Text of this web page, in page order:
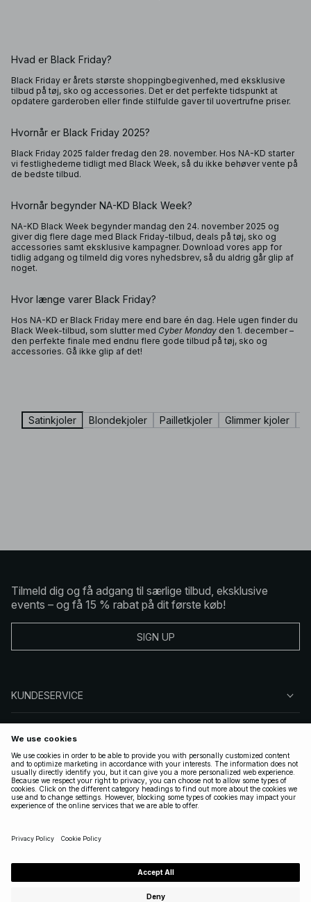
Hvad er Black Friday?
Black Friday er årets største shoppingbegivenhed, med eksklusive
tilbud på tøj, sko og accessories. Det er det perfekte tidspunkt at
opdatere garderoben eller finde stilfulde gaver til uovertrufne priser.
Hvornår er Black Friday 2025?
Black Friday 2025 falder fredag den 28. november. Hos NA-KD starter
vi festlighederne tidligt med Black Week, så du ikke behøver vente på
de bedste tilbud.
Hvornår begynder NA-KD Black Week?
NA-KD Black Week begynder mandag den 24. november 2025 og
giver dig flere dage med Black Friday-tilbud, deals på tøj, sko og
accessories samt eksklusive kampagner. Download vores app for
tidlig adgang og tilmeld dig vores nyhedsbrev, så du aldrig går glip af
noget.
Hvor længe varer Black Friday?
Hos NA-KD er Black Friday mere end bare én dag. Hele ugen finder du
Black Week-tilbud, som slutter med Cyber Monday den 1. december –
den perfekte finale med endnu flere gode tilbud på tøj, sko og
accessories. Gå ikke glip af det!
Satinkjoler Blondekjoler Pailletkjoler Glimmer kjoler
Tilmeld dig og få adgang til særlige tilbud, eksklusive
events – og få 15 % rabat på dit første køb!
SIGN UP
KUNDESERVICE
FØLG OS
GYLDIGE